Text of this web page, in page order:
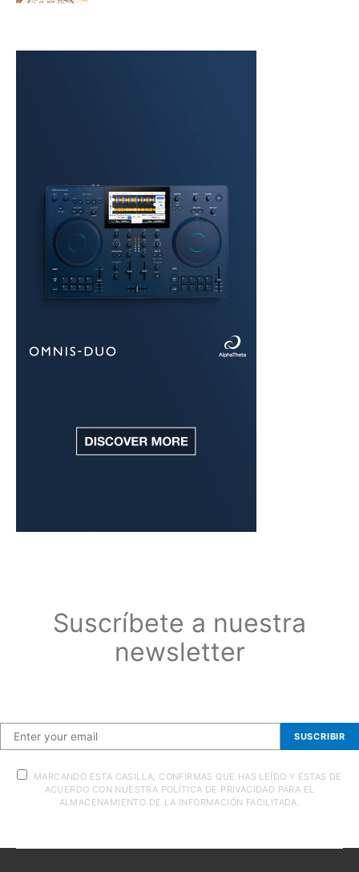
Suscríbete a nuestra
newsletter
SUSCRIBIR
MARCANDO ESTA CASILLA, CONFIRMAS QUE HAS LEÍDO Y ESTAS DE
ACUERDO CON NUESTRA POLÍTICA DE PRIVACIDAD PARA EL
ALMACENAMIENTO DE LA INFORMACIÓN FACILITADA.